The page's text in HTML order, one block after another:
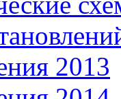
2013